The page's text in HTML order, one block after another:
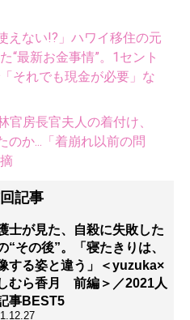
えない!?」ハワイ移住の元
“最新お金事情”。1セント
それでも現金が必要」な
房長官夫人の着付け、
のか...「着崩れ以前の問
記事
士が見た、自殺に失敗した
“その後”。「寝たきりは、
する姿と違う」＜yuzuka×
むら香月 前編＞／2021人
事BEST5